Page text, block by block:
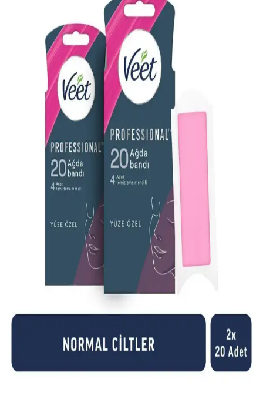
Üst Dudak Tüylerinden Kurtulma Yöntemleri ve
Cilt Bakımı Rehberi
Üst dudak tüylerinden kurtulmak için tıraş, ağda, dermaplaning,
lazer gibi yöntemler ve cilt bakım önerileri ele alınmaktadır. Cilt tipi
ve hassasiyet göz önünde bulundurulmalıdır.
Alerjiye Karşı Güvenli ve Etkili Ağda Kremleri ile
Cilt Sağlığını Koruma
Alerjik reaksiyonları hafifletmek ve önlemek için antihistaminik ve
doğal çözümler içeren ağda kremleri hakkında bilgi edinin,
kullanırken dikkat edilmesi gerekenler ve öneriler.
Genel Markalar Ağda Bezi 80 Metre: Dayanıklı ve
Ekonomik Kozmetik Malzeme Seçenekleri
80 metre uzunluğundaki Genel Markalar Ağda Bezi, dayanıklılığı ve
ekonomik fiyatıyla kozmetik ve bakım alanında tercih edilir.
Kullanıcı memnuniyetini artıran özellikleriyle profesyonel ve ev
kullanımı için uygundur.
Hassas Ciltler İçin Güvenilir Kuaf Kalıp Ağda
Azulen 400 ml Doğal ve Yatıştırıcı Özelliklerle
Hassas ciltlere uygun, doğal içeriklerle zenginleştirilmiş ve yatıştırıcı
kullanımıyla epilasyon sonrası konfor sağlar.
Ağda Sonrası Cilt Tahrişi ve Alerjik Reaksiyonlar
İçin Bilinçli Bakım Yöntemleri
Ağda sonrası ciltte görülen tahriş ve alerjik reaksiyonları azaltmak